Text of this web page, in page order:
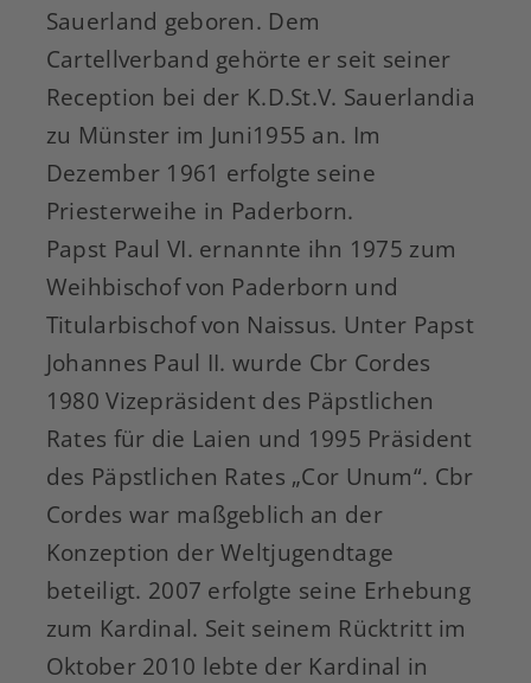
Sauerland geboren. Dem
Cartellverband gehörte er seit seiner
Reception bei der K.D.St.V. Sauerlandia
zu Münster im Juni1955 an. Im
Dezember 1961 erfolgte seine
Priesterweihe in Paderborn.
Papst Paul VI. ernannte ihn 1975 zum
Weihbischof von Paderborn und
Titularbischof von Naissus. Unter Papst
Johannes Paul II. wurde Cbr Cordes
1980 Vizepräsident des Päpstlichen
Rates für die Laien und 1995 Präsident
des Päpstlichen Rates „Cor Unum“. Cbr
Cordes war maßgeblich an der
Konzeption der Weltjugendtage
beteiligt. 2007 erfolgte seine Erhebung
zum Kardinal. Seit seinem Rücktritt im
Oktober 2010 lebte der Kardinal in